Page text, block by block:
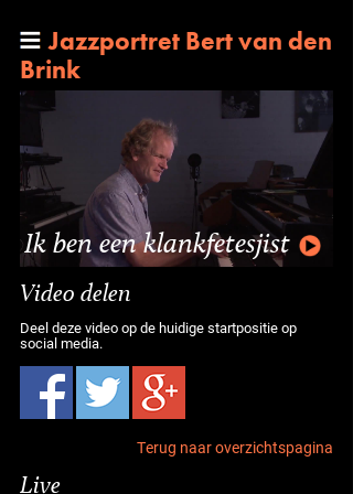
Jazzportret Bert van den
Brink
Ik ben een klankfetesjist
Video delen
Deel deze video op de huidige startpositie op
social media.
Terug naar overzichtspagina
Live